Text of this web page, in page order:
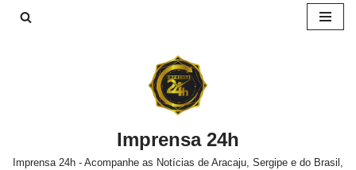
Imprensa 24h
Imprensa 24h - Acompanhe as Notícias de Aracaju, Sergipe e do Brasil,